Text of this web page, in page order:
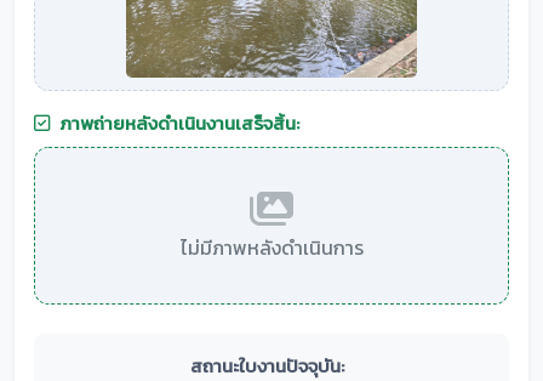
ภาพถ่ายหลังดำเนินงานเสร็จสิ้น:
ไม่มีภาพหลังดำเนินการ
สถานะใบงานปัจจุบัน: